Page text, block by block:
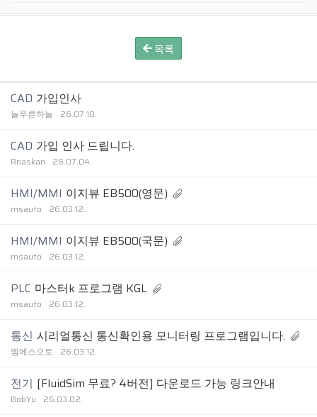
목록
CAD 가입인사
늘푸른하늘 26.07.10.
CAD 가입 인사 드립니다.
Rnaskan 26.07.04.
HMI/MMI 이지뷰 EB500(영문)
msauto 26.03.12.
HMI/MMI 이지뷰 EB500(국문)
msauto 26.03.12.
PLC 마스터k 프로그램 KGL
msauto 26.03.12.
통신 시리얼통신 통신확인용 모니터링 프로그램입니다.
엠에스오토 26.03.12.
전기 [FluidSim 무료? 4버전] 다운로드 가능 링크안내
BobYu 26.03.02.